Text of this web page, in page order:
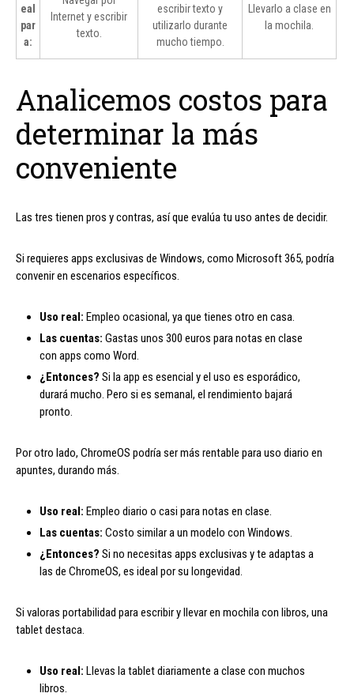
eal
par
a:
Internet y escribir
texto.
escribir texto y
utilizarlo durante
mucho tiempo.
Llevarlo a clase en
la mochila.
Analicemos costos para
determinar la más
conveniente
Las tres tienen pros y contras, así que evalúa tu uso antes de decidir.
Si requieres apps exclusivas de Windows, como Microsoft 365, podría
convenir en escenarios específicos.
Uso real: Empleo ocasional, ya que tienes otro en casa.
Las cuentas: Gastas unos 300 euros para notas en clase
con apps como Word.
¿Entonces? Si la app es esencial y el uso es esporádico,
durará mucho. Pero si es semanal, el rendimiento bajará
pronto.
Por otro lado, ChromeOS podría ser más rentable para uso diario en
apuntes, durando más.
Uso real: Empleo diario o casi para notas en clase.
Las cuentas: Costo similar a un modelo con Windows.
¿Entonces? Si no necesitas apps exclusivas y te adaptas a
las de ChromeOS, es ideal por su longevidad.
Si valoras portabilidad para escribir y llevar en mochila con libros, una
tablet destaca.
Uso real: Llevas la tablet diariamente a clase con muchos
libros.